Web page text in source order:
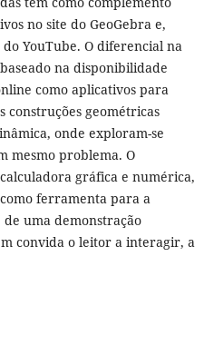
no site do GeoGebra e,
YouTube. O diferencial na
na disponibilidade
como aplicativos para
construções geométricas
onde exploram-se
mesmo problema. O
gráfica e numérica,
ferramenta para a
de uma demonstração
convida o leitor a interagir, a